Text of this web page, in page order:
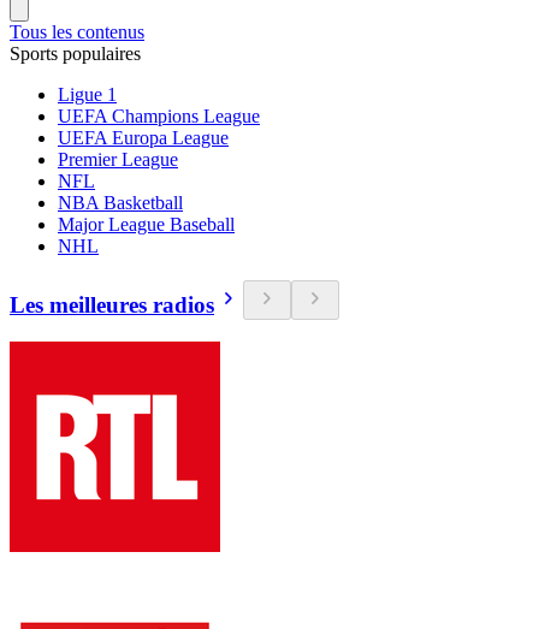
Tous les contenus
Sports populaires
Ligue 1
UEFA Champions League
UEFA Europa League
Premier League
NFL
NBA Basketball
Major League Baseball
NHL
Les meilleures radios